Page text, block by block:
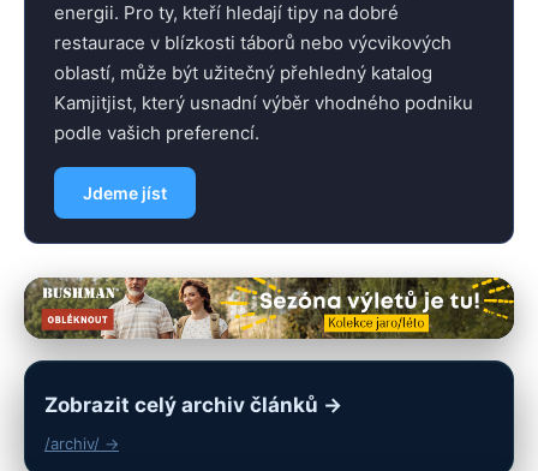
energii. Pro ty, kteří hledají tipy na dobré
restaurace v blízkosti táborů nebo výcvikových
oblastí, může být užitečný přehledný katalog
Kamjitjist, který usnadní výběr vhodného podniku
podle vašich preferencí.
Jdeme jíst
Zobrazit celý archiv článků →
/archiv/ →